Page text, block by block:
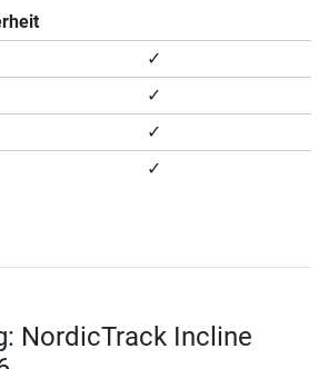
✓
✓
✓
✓
NordicTrack Incline